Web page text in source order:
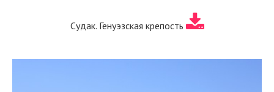
Судак. Генуэзская крепость